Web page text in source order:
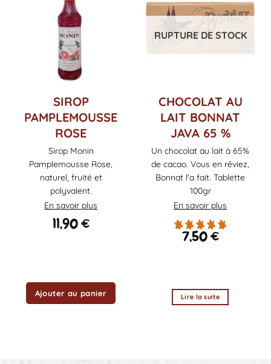
SIROP
PAMPLEMOUSSE
ROSE
Sirop Monin
Pamplemousse Rose,
naturel, fruité et
polyvalent.
En savoir plus
11,90€
Ajouter au panier
RUPTURE DE STOCK
CHOCOLAT AU
LAIT BONNAT
JAVA 65 %
Un chocolat au lait à 65%
de cacao. Vous en rêviez,
Bonnat l'a fait. Tablette
100gr
En savoir plus
7,50€
Lire la suite